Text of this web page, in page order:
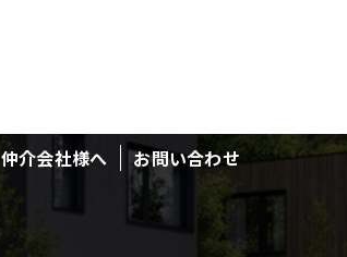
仲介会社様へ お問い合わせ